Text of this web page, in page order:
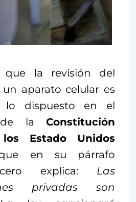
que la revisión del
aparato celular es
lo dispuesto en el
de la Constitución
Estado Unidos
en su párrafo
explica: Las
privadas son